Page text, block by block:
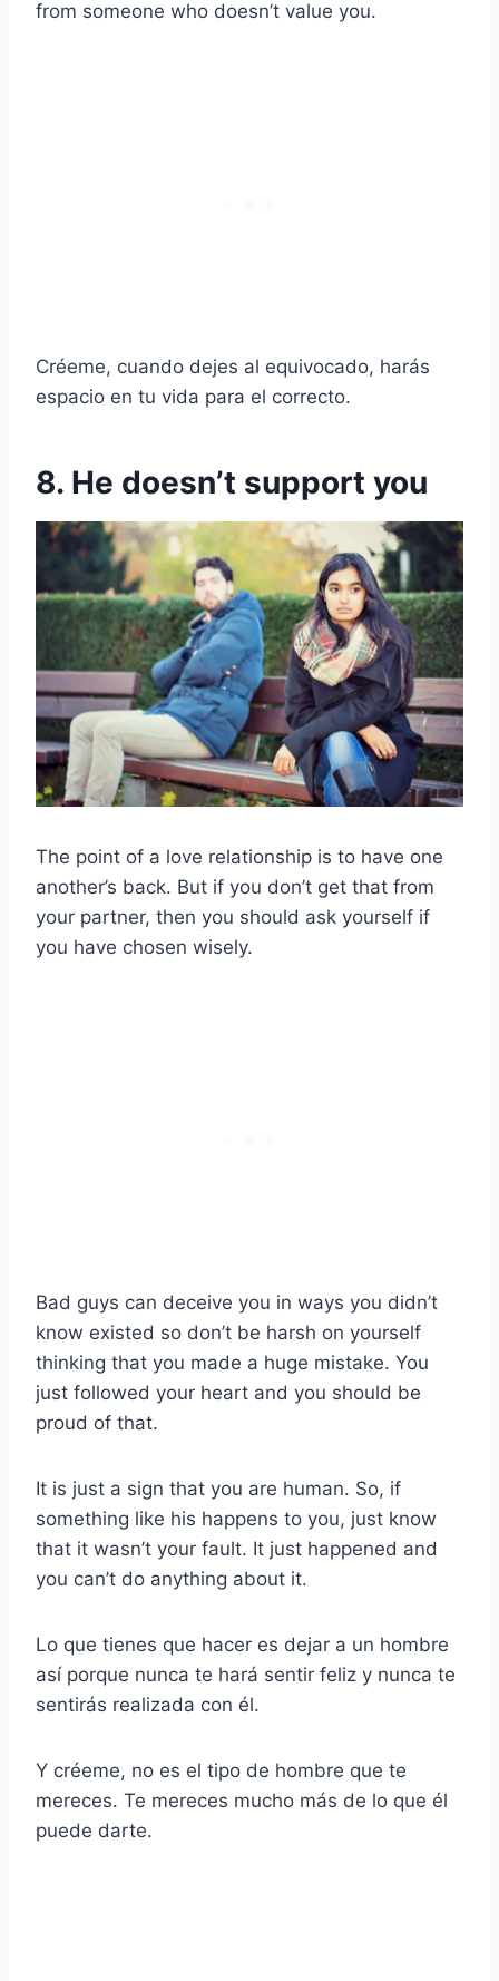
from someone who doesn’t value you.
Créeme, cuando dejes al equivocado, harás
espacio en tu vida para el correcto.
8. He doesn’t support you
The point of a love relationship is to have one
another’s back. But if you don’t get that from
your partner, then you should ask yourself if
you have chosen wisely.
Bad guys can deceive you in ways you didn’t
know existed so don’t be harsh on yourself
thinking that you made a huge mistake. You
just followed your heart and you should be
proud of that.
It is just a sign that you are human. So, if
something like his happens to you, just know
that it wasn’t your fault. It just happened and
you can’t do anything about it.
Lo que tienes que hacer es dejar a un hombre
así porque nunca te hará sentir feliz y nunca te
sentirás realizada con él.
Y créeme, no es el tipo de hombre que te
mereces. Te mereces mucho más de lo que él
puede darte.